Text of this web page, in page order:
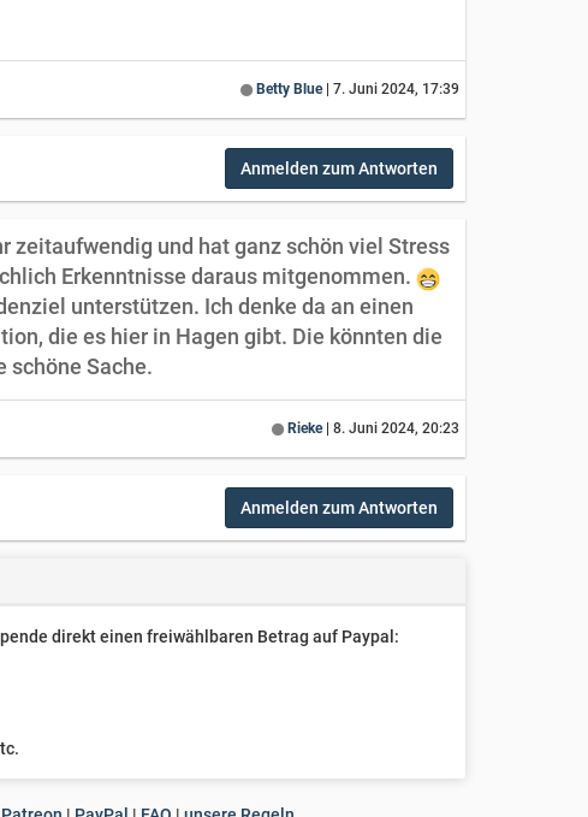
Betty Blue| 7. Juni 2024, 17:39
Anmelden zum Antworten
zeitaufwendig und hat ganz schön viel Stress
Erkenntnisse daraus mitgenommen.
unterstützen. Ich denke da an einen
die es hier in Hagen gibt. Die könnten die
schöne Sache.
Rieke| 8. Juni 2024, 20:23
Anmelden zum Antworten
direkt einen freiwählbaren Betrag auf Paypal: